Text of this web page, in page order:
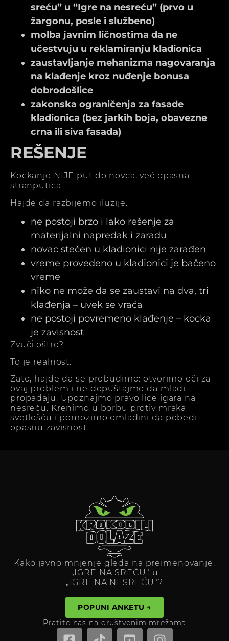
sreću” u “Igre na nesreću” (prvo u
žargonu, posle i službeno)
molba javnim ličnostima da ne
učestvuju u reklamiranju kladionica
zaustavljanje mehanizma nagovaranja
na klađenje kroz nuđenje bonusa
dobrodošlice
zakonska ograničenja za fasade
kladionica (bez jarkih boja, obavezne
crna ili siva fasada)
REŠENJE
Kockanje NIJE put do novca, već opasna
stranputica.
Hajde da razbijemo iluzije:
ne postoji brzo i lako rešenje za
materijalni napredak i zaradu
novac stečen u kladionici nije zarađen
vreme provedeno u kladionici je bačeno
vreme
niko ne može da se zaustavi na dva, tri
klađenja – uvek se vraća
ne postoji povremeno klađenje – kocka
je zavisnost
Zvuči oštro?
To je realnost.
Zato, hajde da se probudimo: otvorimo oči za
ovaj problem i ne dopuštajmo da mladi
propadaju. Upoznajmo pravo lice igara na
nesreću. Krenimo u borbu protiv mraka
svetlošću i pomozimo omladini da pobedi
opasnu zavisnost.
Kako javno mnjenje gleda na preimenovanje:
„IGRE NA SREĆU" u
„IGRE NA NESREĆU"?
POPUNI ANKETU →
Pratite nas na društvenim mrežama